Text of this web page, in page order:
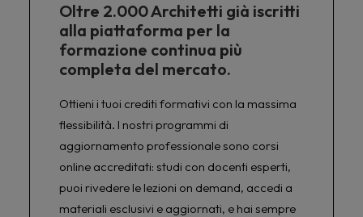
Oltre 2.000 Architetti già iscritti
alla piattaforma per la
formazione continua più
completa del mercato.
Ottieni i tuoi crediti formativi con la massima
flessibilità. I nostri programmi di
aggiornamento professionale sono corsi
online accreditati: studi con docenti esperti,
puoi rivedere le lezioni on demand, accedi a
materiali esclusivi e aggiornati, e hai sempre